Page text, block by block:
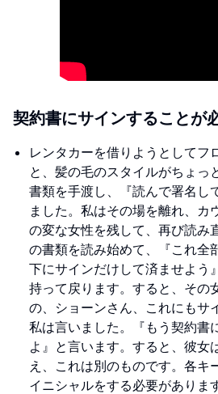
契約書にサインすることが
レンタカーを借りようとしてフ
と、髪の毛のスタイルがちょっ
書類を手渡し、『読んで署名し
ました。私はその場を離れ、カ
の変な女性を残して、再び読み
の書類を読み始めて、『これ全
下にサインだけして済ませよう
持って戻ります。すると、その
の、ショーンさん、これにもサ
私は言いました。『もう契約書
よ』と言います。すると、彼女
え、これは別のものです。各キ
イニシャルをする必要がありま